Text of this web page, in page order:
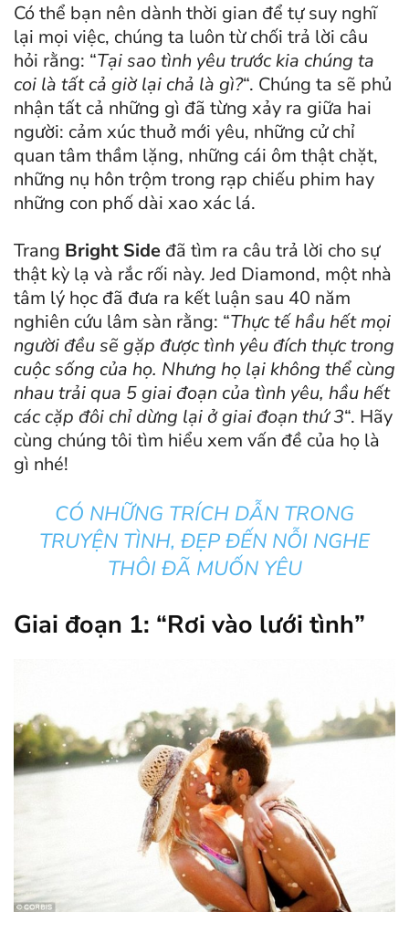
Có thể bạn nên dành thời gian để tự suy nghĩ
lại mọi việc, chúng ta luôn từ chối trả lời câu
hỏi rằng: “Tại sao tình yêu trước kia chúng ta
coi là tất cả giờ lại chả là gì?“. Chúng ta sẽ phủ
nhận tất cả những gì đã từng xảy ra giữa hai
người: cảm xúc thuở mới yêu, những cử chỉ
quan tâm thầm lặng, những cái ôm thật chặt,
những nụ hôn trộm trong rạp chiếu phim hay
những con phố dài xao xác lá.
Trang Bright Side đã tìm ra câu trả lời cho sự
thật kỳ lạ và rắc rối này. Jed Diamond, một nhà
tâm lý học đã đưa ra kết luận sau 40 năm
nghiên cứu lâm sàn rằng: “Thực tế hầu hết mọi
người đều sẽ gặp được tình yêu đích thực trong
cuộc sống của họ. Nhưng họ lại không thể cùng
nhau trải qua 5 giai đoạn của tình yêu, hầu hết
các cặp đôi chỉ dừng lại ở giai đoạn thứ 3“. Hãy
cùng chúng tôi tìm hiểu xem vấn đề của họ là
gì nhé!
CÓ NHỮNG TRÍCH DẪN TRONG
TRUYỆN TÌNH, ĐẸP ĐẾN NỖI NGHE
THÔI ĐÃ MUỐN YÊU
Giai đoạn 1: “Rơi vào lưới tình”